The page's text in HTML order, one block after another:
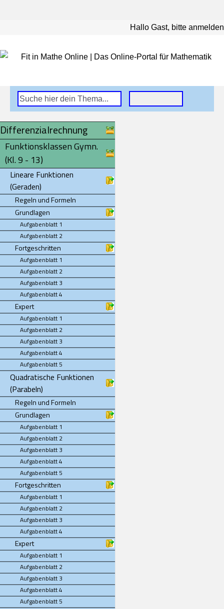
Hallo Gast, bitte anmelden
Differenzialrechnung
Funktionsklassen Gymn.
(Kl. 9 - 13)
Lineare Funktionen
(Geraden)
Regeln und Formeln
Grundlagen
Aufgabenblatt 1
Aufgabenblatt 2
Fortgeschritten
Aufgabenblatt 1
Aufgabenblatt 2
Aufgabenblatt 3
Aufgabenblatt 4
Expert
Aufgabenblatt 1
Aufgabenblatt 2
Aufgabenblatt 3
Aufgabenblatt 4
Aufgabenblatt 5
Quadratische Funktionen
(Parabeln)
Regeln und Formeln
Grundlagen
Aufgabenblatt 1
Aufgabenblatt 2
Aufgabenblatt 3
Aufgabenblatt 4
Aufgabenblatt 5
Fortgeschritten
Aufgabenblatt 1
Aufgabenblatt 2
Aufgabenblatt 3
Aufgabenblatt 4
Expert
Aufgabenblatt 1
Aufgabenblatt 2
Aufgabenblatt 3
Aufgabenblatt 4
Aufgabenblatt 5